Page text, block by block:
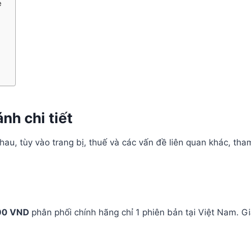
chi tiết
tùy vào trang bị, thuế và các vấn đề liên quan khác,
VND phân phối chính hãng chỉ 1 phiên bản tại Việt Nam.